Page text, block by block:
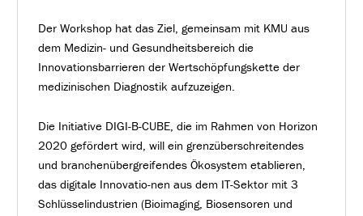
Der Workshop hat das Ziel, gemeinsam mit KMU aus
dem Medizin- und Gesundheitsbereich die
Innovationsbarrieren der Wertschöpfungskette der
medizinischen Diagnostik aufzuzeigen.
Die Initiative DIGI-B-CUBE, die im Rahmen von Horizon
2020 gefördert wird, will ein grenzüberschreitendes
und branchenübergreifendes Ökosystem etablieren,
das digitale Innovatio-nen aus dem IT-Sektor mit 3
Schlüsselindustrien (Bioimaging, Biosensoren und